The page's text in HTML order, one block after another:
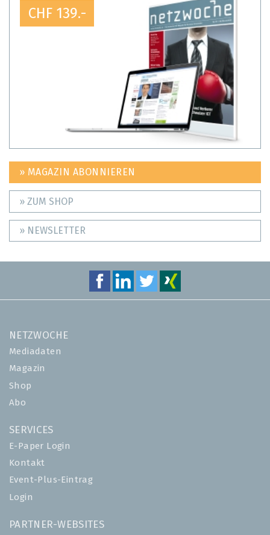
CHF 139.-
» MAGAZIN ABONNIEREN
» ZUM SHOP
» NEWSLETTER
NETZWOCHE
Mediadaten
Magazin
Shop
Abo
SERVICES
E-Paper Login
Kontakt
Event-Plus-Eintrag
Login
PARTNER-WEBSITES